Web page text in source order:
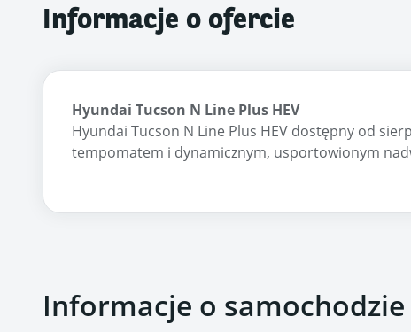
Informacje o ofercie
Hyundai Tucson N Line Plus HEV
Hyundai Tucson N Line Plus HEV dostępny od
tempomatem i dynamicznym, usportowionym
Informacje o samochodzie